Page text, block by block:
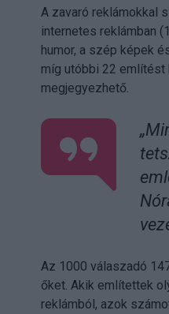
A zavaró reklámokkal
internetes reklámban
humor, a szép képek
míg utóbbi 22 említést
megjegyezhető.
Az 1000 válaszadó
őket. Akik említettek
reklámból, azok